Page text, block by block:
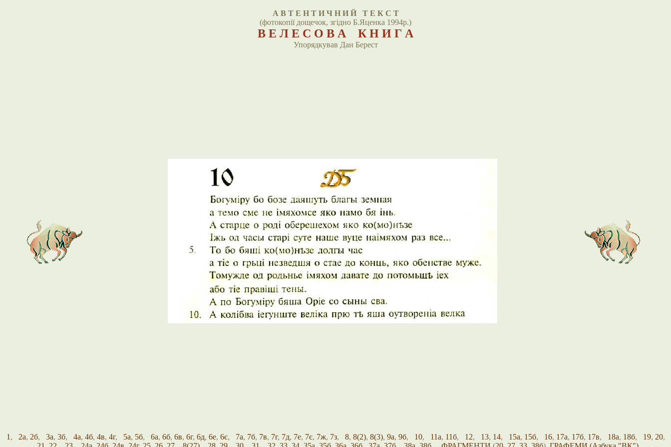
А В Т Е Н Т И Ч Н И Й Т Е К С Т
(фотокопії дощечок, згідно Б.Яценка 1994р.)
В Е Л Е С О В А К Н И Г А
Упорядкував Дан Берест
1 , 2а, 2б, 3а, 3б, 4а, 4б, 4в, 4г, 5а, 5б, 6а, 6б, 6в, 6г, 6д, 6е, 6є, 7а, 7б, 7в, 7г, 7д, 7е, 7є, 7ж, 7з, 8, 8(2), 8(3), 9а, 9б, 10, 11а, 11б, 12, 13, 14, 15а, 15б, 16, 17а, 17б, 17в, 18а, 18б, 19, 20,